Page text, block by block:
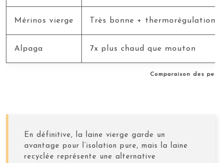
Comparaison des
Mérinos vierge Très bonne + thermorégulation
Alpaga 7x plus chaud que mouton
En définitive, la laine vierge garde un
avantage pour l’isolation pure, mais la laine
recyclée représente une alternative